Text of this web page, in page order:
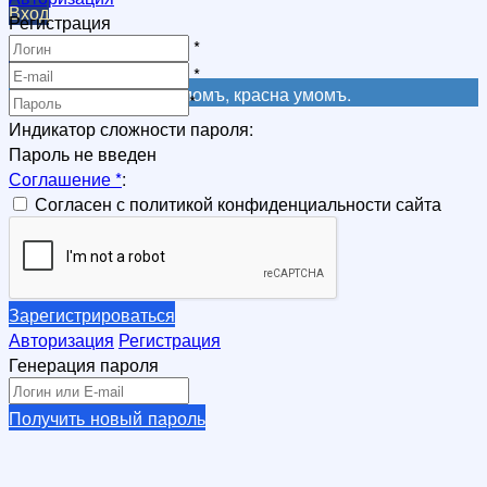
Вход
Регистрация
Регистрация
Не красна книга письмомъ, красна умомъ.
Регистрация
*
*
*
Индикатор сложности пароля:
Пароль не введен
Соглашение*:
Согласен с политикой конфиденциальности сайта
Зарегистрироваться
Авторизация Регистрация
Генерация пароля
Получить новый пароль